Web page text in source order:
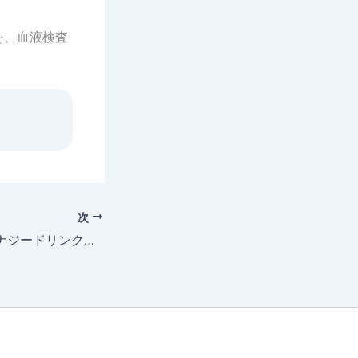
血液検査
次
犬がコーヒーやエナジードリンクを飲んだら危険？カフェイン中毒の症状と受診の目安